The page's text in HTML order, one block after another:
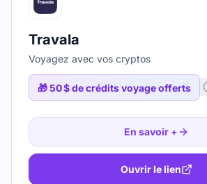
Travala
Voyagez avec vos cryptos
🎁50 $ de crédits voyage offerts
En savoir +
Ouvrir le lien